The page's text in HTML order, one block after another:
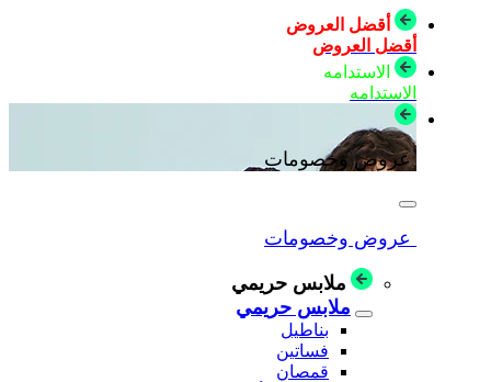
أقضل العروض
أقضل العروض
الاستدامه
الاستدامه
عروض وخصومات
عروض وخصومات
ملابس حريمي
ملابس حريمي
بناطيل
فساتين
قمصان